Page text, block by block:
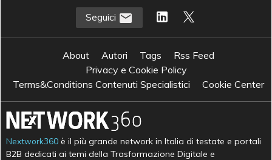
Seguici
About Autori Tags
Rss Feed
Privacy e Cookie Policy
Terms&Conditions Contenuti Specialistici
Cookie Center
Nextwork360 è il più grande network in Italia di testate e portali
B2B dedicati ai temi della Trasformazione Digitale e